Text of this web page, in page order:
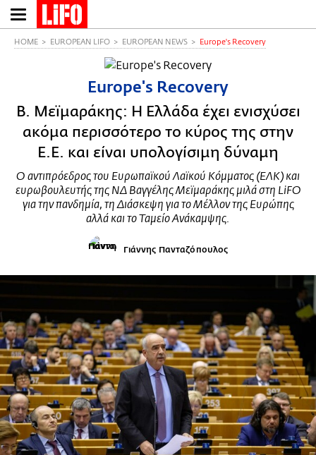
Παράκαμψη
προς
HOME EUROPEAN LIFO EUROPEAN NEWS Europe's Recovery
Europe's Recovery
Β. Μεϊμαράκης: H Ελλάδα έχει ενισχύσει
ακόμα περισσότερο το κύρος της στην
Ε.Ε. και είναι υπολογίσιμη δύναμη
Ο αντιπρόεδρος του Ευρωπαϊκού Λαϊκού Kόμματος (ΕΛΚ) και
ευρωβουλευτής της ΝΔ Βαγγέλης Μεϊμαράκης μιλά στη LiFO
για την πανδημία, τη Διάσκεψη για το Μέλλον της Ευρώπης
αλλά και το Ταμείο Ανάκαμψης.
Γιάννης Πανταζόπουλος